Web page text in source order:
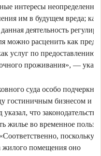
интересы
им в будущем вреда;
деятельность
можно расценить как
услуг по предоставлению
проживания», —
суда особо
гостиничным бизнесом и
что
жилье во временное
поскольку
жилого помещения оно